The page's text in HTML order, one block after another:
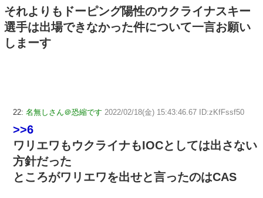
それよりもドーピング陽性のウクライナスキー
選手は出場できなかった件について一言お願い
しまーす
22: 名無しさん＠恐縮です 2022/02/18(金) 15:43:46.67 ID:zKfFssf50
>>6
ワリエワもウクライナもIOCとしては出さない
方針だった
ところがワリエワを出せと言ったのはCAS